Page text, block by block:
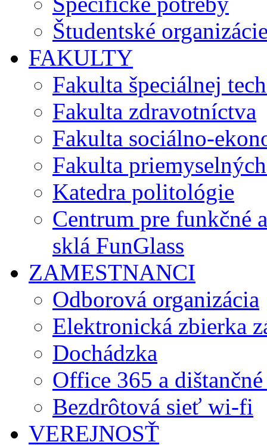
Študentské
FAKULTY
Fakulta špeciálnej
Fakulta zdravotníctva
Fakulta sociálno-
Fakulta
Katedra politológie
Centrum pre funkčné
sklá FunGlass
ZAMESTNANCI
Odborová organizácia
Elektronická zbierka
Dochádzka
Office 365 a
Bezdrôtová sieť wi-fi
VEREJNOSŤ